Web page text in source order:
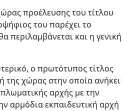
προέλευσης του τίτλου
του παρέχει το
περιλαμβάνεται και η γενική
ο πρωτότυπος τίτλος
της χώρας στην οποία ανήκει
αρχής με την
αρμόδια εκπαιδευτική αρχή